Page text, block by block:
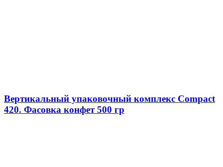
Вертикальный упаковочный комплекс Compact
420. Фасовка конфет 500 гр